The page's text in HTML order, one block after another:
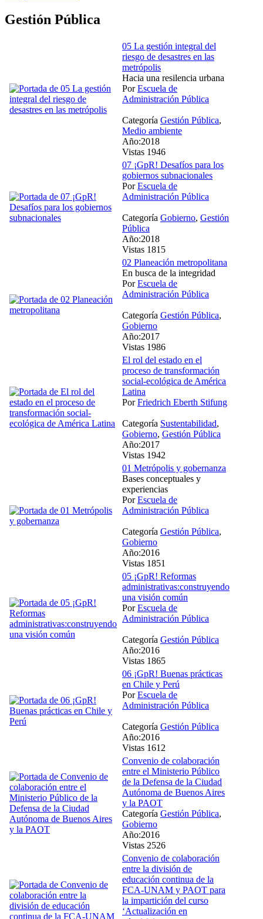
Gestión Pública
05 La gestión integral del
riesgo de desastres en las
metrópolis
Hacia una resilencia urbana
PorEscuela de
Administración Pública
Categoría Gestión Pública,
Medio ambiente
Año:2018
Vistas 1946
07 ¡GpR! Desafíos para los
gobiernos subnacionales
PorEscuela de
Administración Pública
Categoría Gobierno, Gestión
Pública
Año:2018
Vistas 1815
02 Planeación metropolitana
En busca de la integridad
PorEscuela de
Administración Pública
Categoría Gestión Pública,
Gobierno
Año:2017
Vistas 1986
El rol del estado en el
proceso de transformación
social-ecológica de América
Latina
PorFriedrich Eberth Stifung
Categoría Sustentabilidad,
Gobierno, Gestión Pública
Año:2017
Vistas 1942
01 Metrópolis y gobernanza
Bases conceptuales y
experiencias
PorEscuela de
Administración Pública
Categoría Gestión Pública,
Gobierno
Año:2016
Vistas 1851
05 ¡GpR! Reformas
administrativas:construyendo
una visión común
PorEscuela de
Administración Pública
Categoría Gestión Pública
Año:2016
Vistas 1865
06 ¡GpR! Buenas prácticas
en Chile y Perú
PorEscuela de
Administración Pública
Categoría Gestión Pública
Año:2016
Vistas 1612
Convenio de colaboración
entre el Ministerio Público
de la Defensa de la Ciudad
Autónoma de Buenos Aires
y la PAOT
Categoría Gestión Pública,
Gobierno
Año:2016
Vistas 2526
Convenio de colaboración
entre la división de
educación continua de la
FCA-UNAM y PAOT para
la impartición del curso
‘Actualización en